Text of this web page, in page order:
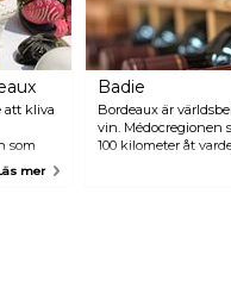
att kliva
som
Härmer
Badie
Bordeaux är
vin. Médocregionen
100 kilometer åt
finns mer än 100